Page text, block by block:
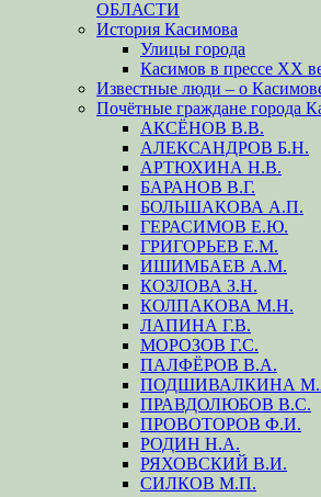
ОБЛАСТИ
История Касимова
Улицы города
Касимов в прессе XX
Известные люди – о
Почётные граждане города
АКСЁНОВ В.В.
АЛЕКСАНДРОВ Б.Н.
АРТЮХИНА Н.В.
БАРАНОВ В.Г.
БОЛЬШАКОВА А.П.
ГЕРАСИМОВ Е.Ю.
ГРИГОРЬЕВ Е.М.
ИШИМБАЕВ А.М.
КОЗЛОВА З.Н.
КОЛПАКОВА М.Н.
ЛАПИНА Г.В.
МОРОЗОВ Г.С.
ПАЛФЁРОВ В.А.
ПОДШИВАЛКИНА
ПРАВДОЛЮБОВ В.С.
ПРОВОТОРОВ Ф.И.
РОДИН Н.А.
РЯХОВСКИЙ В.И.
СИЛКОВ М.П.